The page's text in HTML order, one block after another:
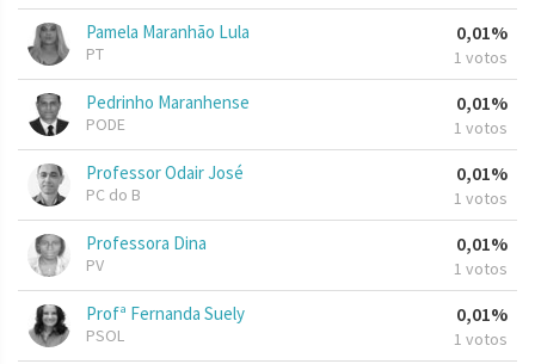
Pamela Maranhão Lula
PT
0,01%
1 votos
Pedrinho Maranhense
PODE
0,01%
1 votos
Professor Odair José
PC do B
0,01%
1 votos
Professora Dina
PV
0,01%
1 votos
Profª Fernanda Suely
PSOL
0,01%
1 votos